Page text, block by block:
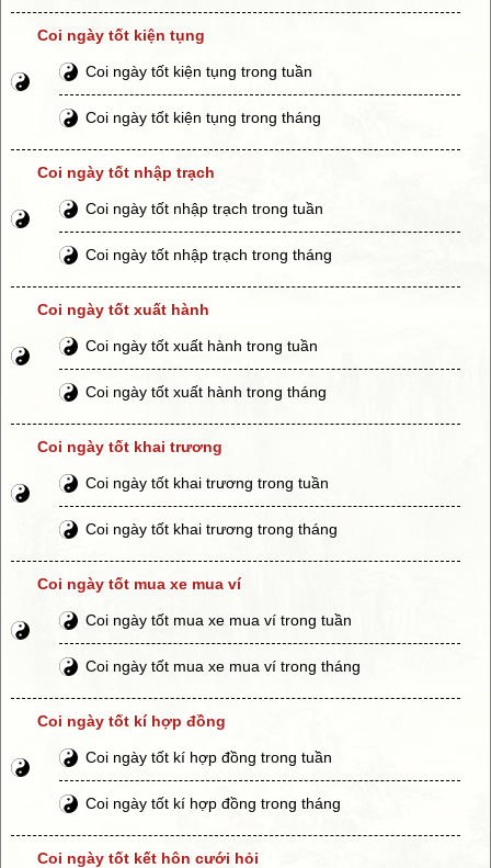
Coi ngày tốt kiện tụng
Coi ngày tốt kiện tụng trong tuần
Coi ngày tốt kiện tụng trong tháng
Coi ngày tốt nhập trạch
Coi ngày tốt nhập trạch trong tuần
Coi ngày tốt nhập trạch trong tháng
Coi ngày tốt xuất hành
Coi ngày tốt xuất hành trong tuần
Coi ngày tốt xuất hành trong tháng
Coi ngày tốt khai trương
Coi ngày tốt khai trương trong tuần
Coi ngày tốt khai trương trong tháng
Coi ngày tốt mua xe mua ví
Coi ngày tốt mua xe mua ví trong tuần
Coi ngày tốt mua xe mua ví trong tháng
Coi ngày tốt kí hợp đồng
Coi ngày tốt kí hợp đồng trong tuần
Coi ngày tốt kí hợp đồng trong tháng
Coi ngày tốt kết hôn cưới hỏi